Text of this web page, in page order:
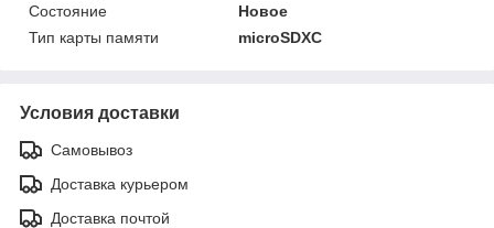
Состояние
Новое
Тип карты памяти
microSDXC
Условия доставки
Самовывоз
Доставка курьером
Доставка почтой